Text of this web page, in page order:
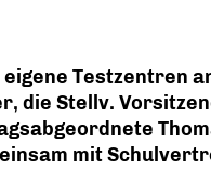
Testzentren
die Stellv.
mit